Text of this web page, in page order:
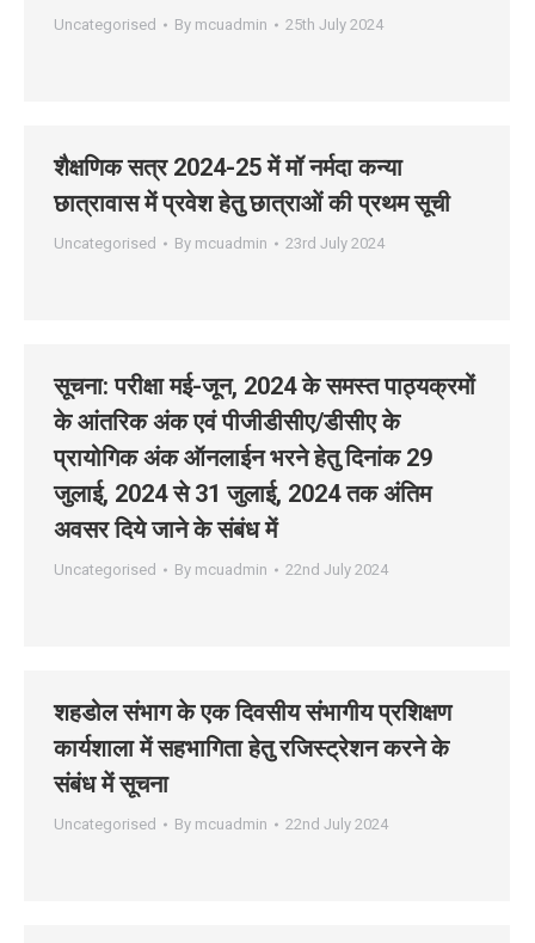
Uncategorised By mcuadmin 25th July 2024
शैक्षणिक सत्र 2024-25 में मॉ नर्मदा कन्‍या
छात्रावास में प्रवेश हेतु छात्राओं की प्रथम सूची
Uncategorised By mcuadmin 23rd July 2024
सूचना: परीक्षा मई-जून, 2024 के समस्‍त पाठ्यक्रमों
के आंतरिक अंक एवं पीजीडीसीए/डीसीए के
प्रायोगिक अंक ऑनलाईन भरने हेतु दिनांक 29
जुलाई, 2024 से 31 जुलाई, 2024 तक अंतिम
अवसर दिये जाने के संबंध में
Uncategorised By mcuadmin 22nd July 2024
शहडोल संभाग के एक दिवसीय संभागीय प्रशिक्षण
कार्यशाला में सहभागिता हेतु रजिस्‍ट्रेशन करने के
संबंध में सूचना
Uncategorised By mcuadmin 22nd July 2024